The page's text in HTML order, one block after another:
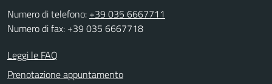
Numero di telefono: +39 035 6667711
Numero di fax: +39 035 6667718
Leggi le FAQ
Prenotazione appuntamento